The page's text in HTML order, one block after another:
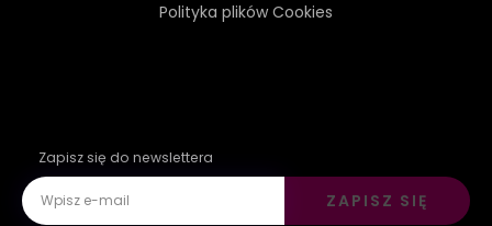
Polityka plików Cookies
Zapisz się do newslettera
ZAPISZ SIĘ